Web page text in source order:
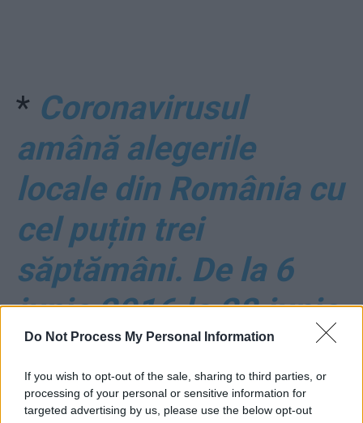
Do Not Process My Personal Information
If you wish to opt-out of the sale, sharing to third parties, or
processing of your personal or sensitive information for
targeted advertising by us, please use the below opt-out
* Coronavirusul
amână alegerile
locale din România cu
cel puțin trei
săptămâni. De la 6
iunie 2016 la 28 iunie
2020
*Feriți-vă de bani!